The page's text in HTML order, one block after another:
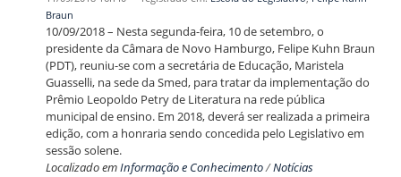
Braun
10/09/2018 – Nesta segunda-feira, 10 de setembro, o
presidente da Câmara de Novo Hamburgo, Felipe Kuhn Braun
(PDT), reuniu-se com a secretária de Educação, Maristela
Guasselli, na sede da Smed, para tratar da implementação do
Prêmio Leopoldo Petry de Literatura na rede pública
municipal de ensino. Em 2018, deverá ser realizada a primeira
edição, com a honraria sendo concedida pelo Legislativo em
sessão solene.
Localizado emInformação e Conhecimento/Notícias